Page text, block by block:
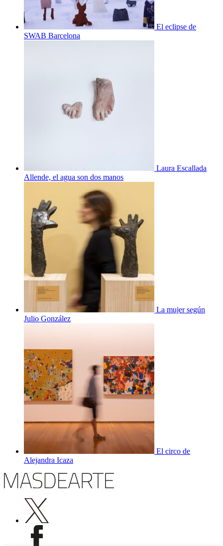
El eclipse de
SWAB Barcelona
Laura Escallada
Allende, el agua son dos manos
La mujer según
Julio González
El circo de
Alejandra Icaza